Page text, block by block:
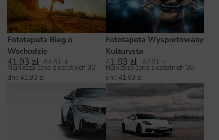
Fototapeta Bieg o
Wschodzie
41.93 zł 64.51zł
Najniższa cena z ostatnich 30
dni: 41.93 zł
Fototapeta Wysportowany
Kulturysta
41.93 zł 64.51zł
Najniższa cena z ostatnich 30
dni: 41.93 zł